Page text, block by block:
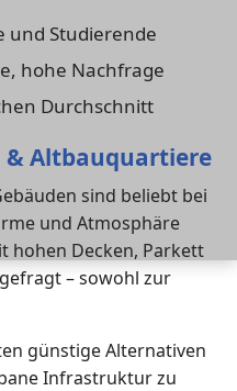
und Studierende
hohe Nachfrage
Durchschnitt
& Altbauquartiere
sind beliebt bei
und Atmosphäre
hohen Decken, Parkett
– sowohl zur
günstige Alternativen
Infrastruktur zu